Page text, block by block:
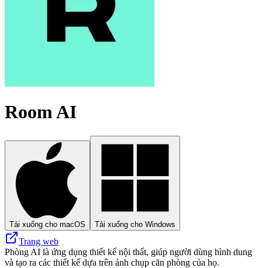
Room AI
Tải xuống cho macOS Tải xuống cho Windows
Trang web
Phòng AI là ứng dụng thiết kế nội thất, giúp người dùng hình dung
và tạo ra các thiết kế dựa trên ảnh chụp căn phòng của họ.